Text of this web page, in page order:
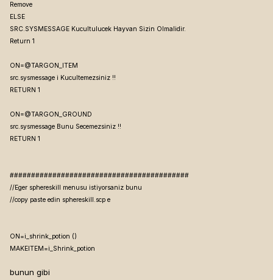
Remove
ELSE
SRC.SYSMESSAGE Kucultulucek Hayvan Sizin Olmalidir.
Return 1
ON=@TARGON_ITEM
src.sysmessage i Kucultemezsiniz !!
RETURN 1
ON=@TARGON_GROUND
src.sysmessage Bunu Secemezsiniz !!
RETURN 1
##########################################
//Eger sphereskill menusu istiyorsaniz bunu
//copy paste edin sphereskill.scp e
ON=i_shrink_potion ()
MAKEITEM=i_Shrink_potion
bunun gibi